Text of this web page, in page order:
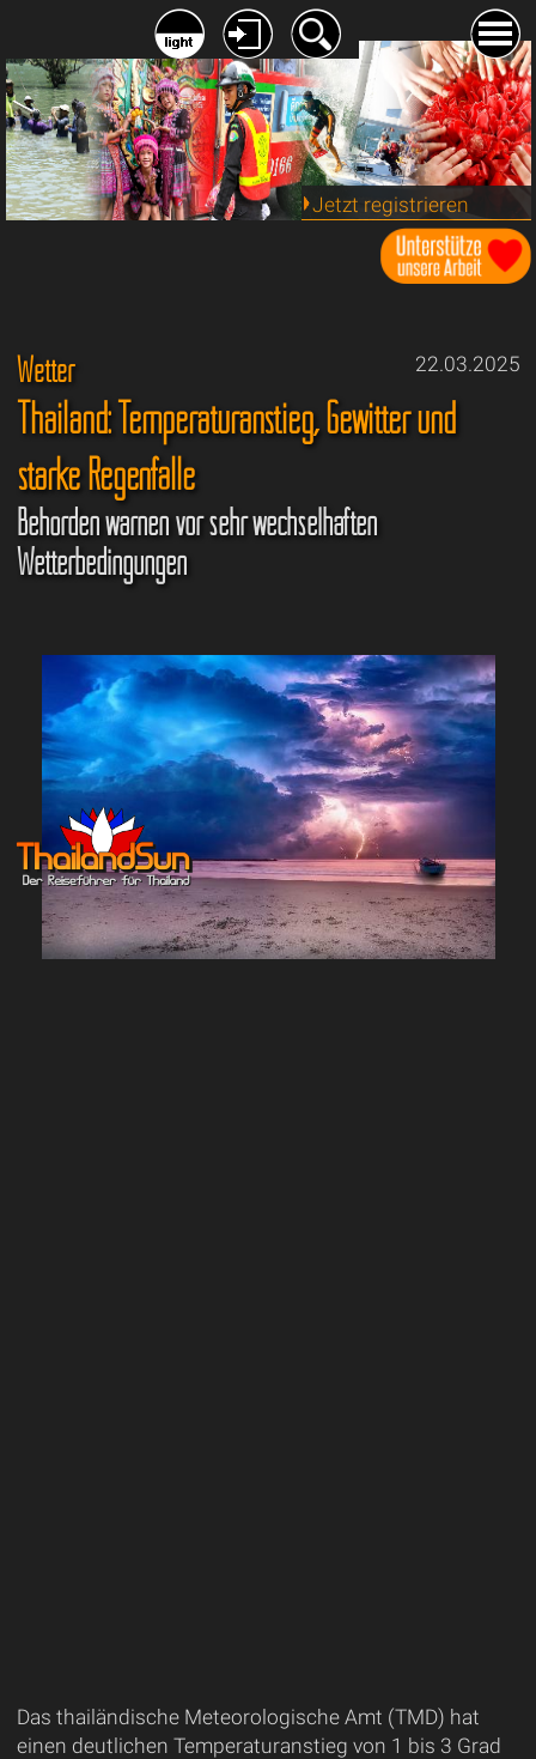
Jetzt registrieren
22.03.2025
Wetter
Thailand: Temperaturanstieg, Gewitter und
starke Regenfälle
Behörden warnen vor sehr wechselhaften
Wetterbedingungen
Das thailändische Meteorologische Amt (TMD) hat
einen deutlichen Temperaturanstieg von 1 bis 3 Grad